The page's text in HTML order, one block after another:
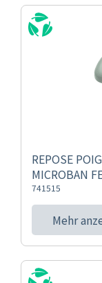
REPOSE
MICROBAN
741515
Mehr